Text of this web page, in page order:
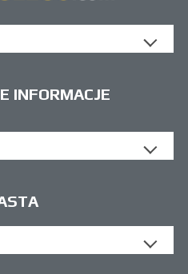
INFORMACJE